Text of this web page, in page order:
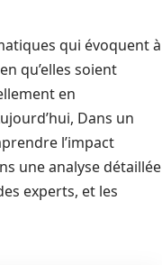
qui évoquent à
qu’elles soient
en
Dans un
l’impact
une analyse détaillée
experts, et les